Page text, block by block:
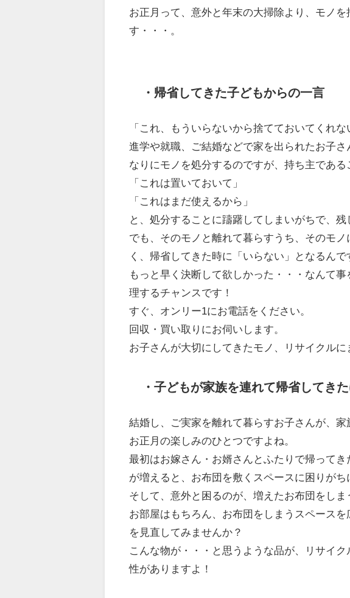
お正月って、意外と年末の大掃除より、モノ
す・・・。
・帰省してきた子どもからの一言
「これ、もういらないから捨てておいてくれな
進学や就職、ご結婚などで家を出られたお子
なりにモノを処分するのですが、持ち主である
「これは置いておいて」
「これはまだ使えるから」
と、処分することに躊躇してしまいがちで、残
でも、そのモノと離れて暮らすうち、そのモ
く、帰省してきた時に「いらない」となるんで
もっと早く決断して欲しかった・・・なんて
理するチャンスです！
すぐ、オンリー1にお電話をください。
回収・買い取りにお伺いします。
お子さんが大切にしてきたモノ、リサイクル
・子どもが家族を連れて帰省してき
結婚し、ご実家を離れて暮らすお子さんが、家
お正月の楽しみのひとつですよね。
最初はお嫁さん・お婿さんとふたりで帰って
が増えると、お布団を敷くスペースに困りが
そして、意外と困るのが、増えたお布団をし
お部屋はもちろん、お布団をしまうスペース
を見直してみませんか？
こんな物が・・・と思うような品が、リサイ
性がありますよ！